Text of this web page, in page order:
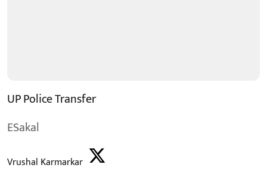
UP Police Transfer
ESakal
Vrushal Karmarkar